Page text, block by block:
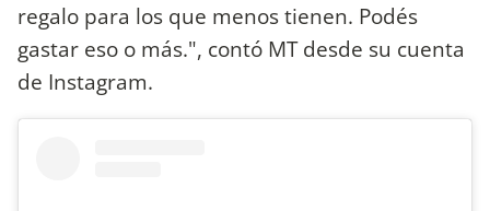
regalo para los que menos tienen. Podés
gastar eso o más.️", contó MT desde su cuenta
de Instagram.